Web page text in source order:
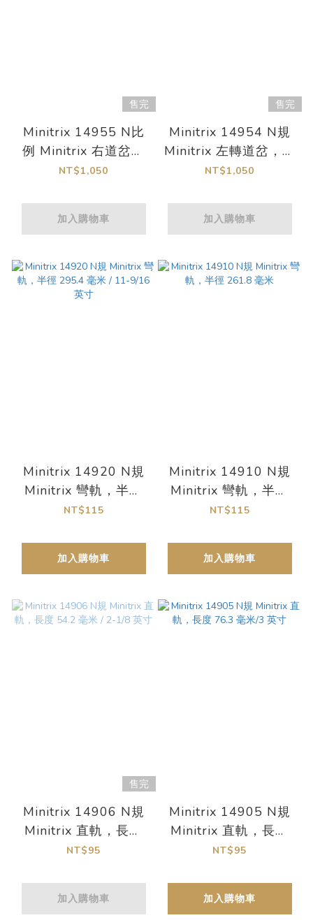
售完
Minitrix 14955 N比
例 Minitrix 右道岔，
長度 112.6 毫米 / 4-
NT$1,050
加入購物車
售完
Minitrix 14954 N規
Minitrix 左轉道岔，長
度 112.6 毫米 / 4-
NT$1,050
加入購物車
Minitrix 14920 N規
Minitrix 彎軌，半徑
295.4 毫米 / 11-9/16
NT$115
加入購物車
Minitrix 14910 N規
Minitrix 彎軌，半徑
261.8 毫米
NT$115
加入購物車
售完
Minitrix 14906 N規
Minitrix 直軌，長度
54.2 毫米 / 2-1/8 英
NT$95
加入購物車
Minitrix 14905 N規
Minitrix 直軌，長度
76.3 毫米/3 英寸
NT$95
加入購物車